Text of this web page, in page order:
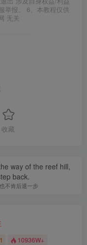
举报。 6、本教程仅供
无关
收藏
way of the reef hill,
back.
不肯后退一步
1 10936W+